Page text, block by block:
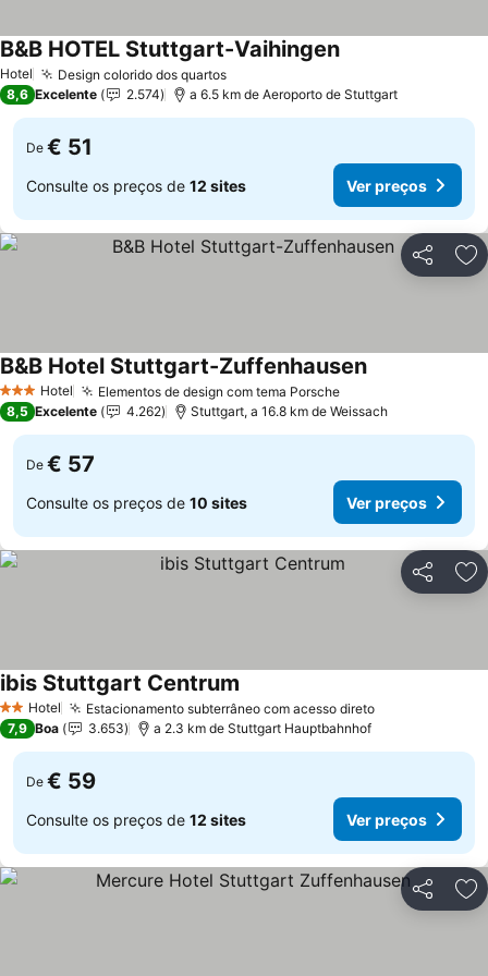
Hotel Design colorido dos quartos
B&B HOTEL Stuttgart-Vaihingen
8,6 Excelente 2.574 a 6.5 km de Aeroporto de Stuttgart
De € 51
Consulte os preços de 12 sites Ver preços
Partilhar
3 EstrelasHotel Elementos de design com tema Porsche
B&B Hotel Stuttgart-Zuffenhausen
8,5 Excelente 4.262 Stuttgart, a 16.8 km de Weissach
De € 57
Consulte os preços de 10 sites Ver preços
Partilhar
2 Estrelas
Hotel Estacionamento subterrâneo com acesso direto
ibis Stuttgart Centrum
7,9 Boa 3.653 a 2.3 km de Stuttgart Hauptbahnhof
De € 59
Consulte os preços de 12 sites Ver preços
Partilhar